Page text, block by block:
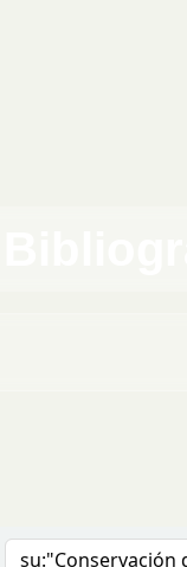
Buscar en el